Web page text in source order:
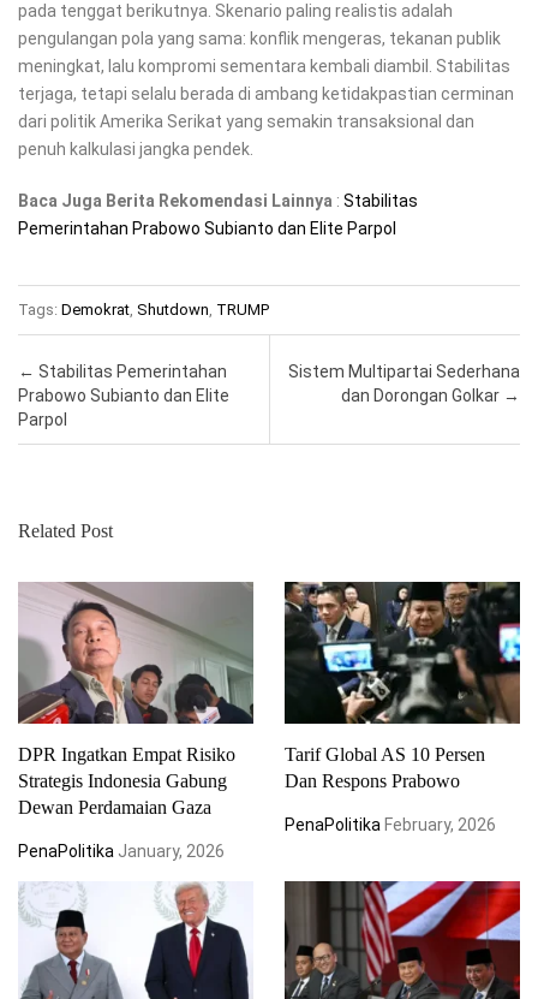
pada tenggat berikutnya. Skenario paling realistis adalah
pengulangan pola yang sama: konflik mengeras, tekanan publik
meningkat, lalu kompromi sementara kembali diambil. Stabilitas
terjaga, tetapi selalu berada di ambang ketidakpastian cerminan
dari politik Amerika Serikat yang semakin transaksional dan
penuh kalkulasi jangka pendek.
Baca Juga Berita Rekomendasi Lainnya : Stabilitas
Pemerintahan Prabowo Subianto dan Elite Parpol
Tags: Demokrat, Shutdown, TRUMP
Post navigation
← Stabilitas Pemerintahan
Prabowo Subianto dan Elite
Parpol
Sistem Multipartai Sederhana
dan Dorongan Golkar →
Related Post
DPR Ingatkan Empat Risiko
Strategis Indonesia Gabung
Dewan Perdamaian Gaza
PenaPolitika January, 2026
Tarif Global AS 10 Persen
Dan Respons Prabowo
PenaPolitika February, 2026